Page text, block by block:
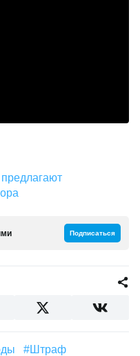
Подписаться
#штраф